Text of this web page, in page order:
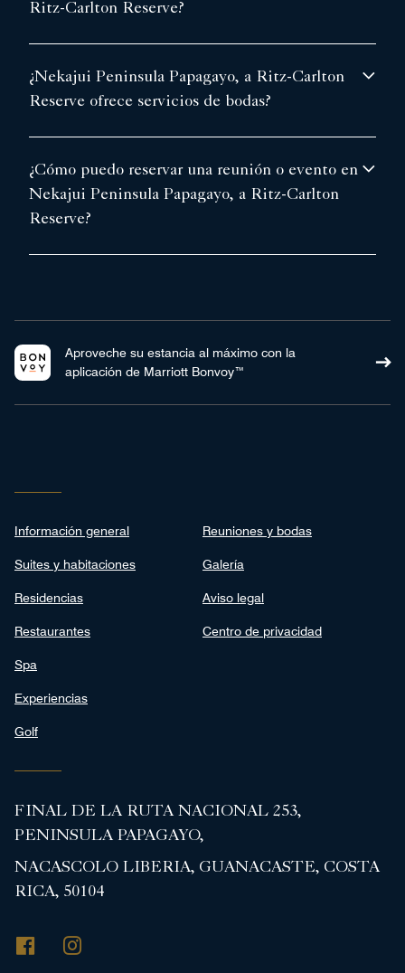
Ritz-Carlton Reserve?
¿Nekajui Peninsula Papagayo, a Ritz-Carlton
Reserve ofrece servicios de bodas?
¿Cómo puedo reservar una reunión o evento en
Nekajui Peninsula Papagayo, a Ritz-Carlton
Reserve?
Aproveche su estancia al máximo con la
aplicación de Marriott Bonvoy™
Información general
Suites y habitaciones
Residencias
Restaurantes
Spa
Experiencias
Golf
Reuniones y bodas
Galería
Aviso legal
Centro de privacidad
FINAL DE LA RUTA NACIONAL 253,
PENINSULA PAPAGAYO,
NACASCOLO LIBERIA, GUANACASTE, COSTA
RICA, 50104
Facebook